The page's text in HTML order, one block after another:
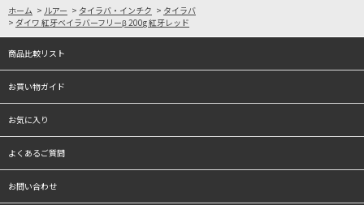
ホーム > ルアー > タイラバ・インチク > タイラバ
> ダイワ 紅牙ベイラバーフリーβ 200g 紅牙レッド
商品比較リスト
お買い物ガイド
お気に入り
よくあるご質問
お問い合わせ